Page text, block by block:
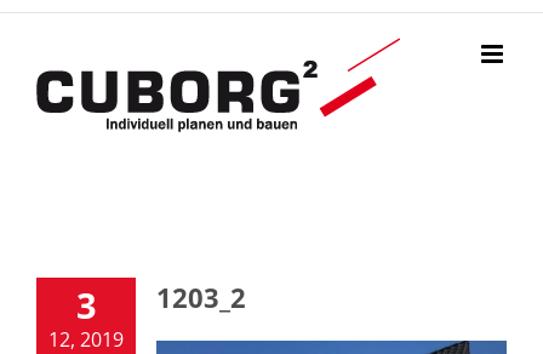
3
12, 2019
1203_2